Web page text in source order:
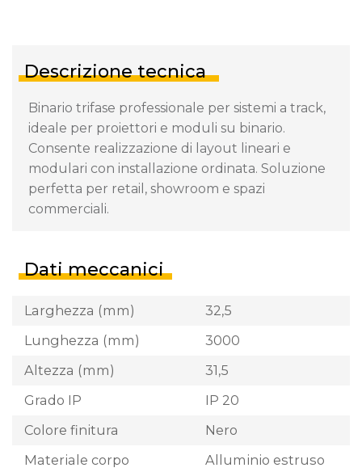
Descrizione tecnica
Binario trifase professionale per sistemi a track,
ideale per proiettori e moduli su binario.
Consente realizzazione di layout lineari e
modulari con installazione ordinata. Soluzione
perfetta per retail, showroom e spazi
commerciali.
Dati meccanici
Larghezza (mm)
32,5
Lunghezza (mm)
3000
Altezza (mm)
31,5
Grado IP
IP 20
Colore finitura
Nero
Materiale corpo
Alluminio estruso